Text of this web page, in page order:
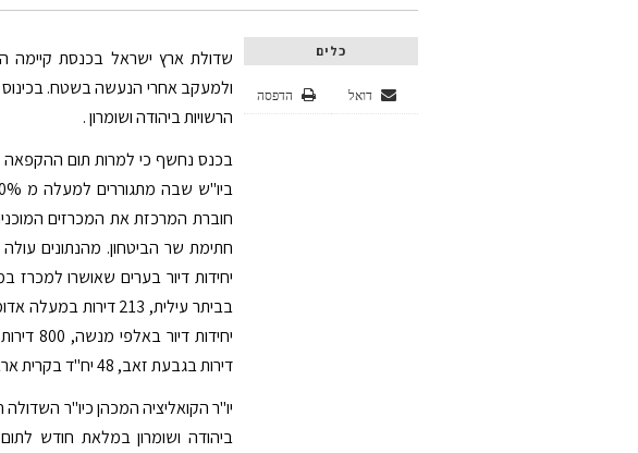
כלים
הדפסה דואל
שדולת ארץ ישראל בכנסת קיימה
ולמעקב אחרי הנעשה בשטח.
הרשויות ביהודה ושומרון .
בכנס נחשף כי למרות תום ההקפאה
חוברת המרכזת את המכרזים
דירות בגבעת זאב, 48 יח"ד בקרית ארבע, ו 438 דירות בקרני שומרון.
יו"ר הקואליציה המכהן כיו"ר
ביהודה ושומרון במלאת חודש